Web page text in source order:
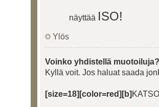
näyttää ISO!
Ylös
Voinko yhdistellä muotoiluja?
Kyllä voit. Jos haluat saada
[size=18][color=red][b]